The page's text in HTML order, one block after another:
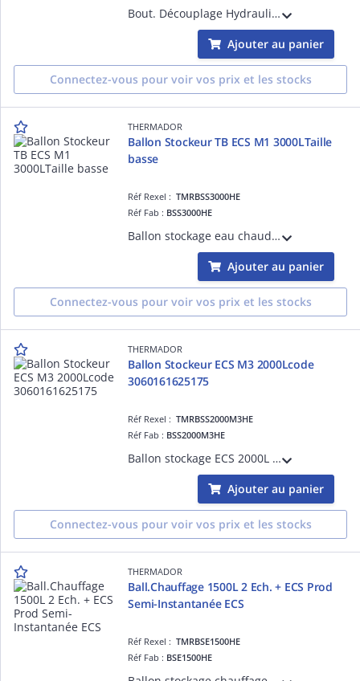
Bout. Découplage Hydraulique Nue 2 L, Pression 10 bar, plage température 0°C à 110°C, avec Raccords Union, Purgeur et robinet de vidange Rouge sans accessoires THERMADOR
Ajouter au panier
Connectez-vous pour voir vos prix et les stocks
THERMADOR
Ballon Stockeur TB ECS M1 3000LTaille
basse
Réf Rexel :TMRBSS3000HE
Réf Fab : BSS3000HE
Ballon stockage eau chaude sanitaire 3000L M1, classe ERP C
Ajouter au panier
Connectez-vous pour voir vos prix et les stocks
THERMADOR
Ballon Stockeur ECS M3 2000Lcode
3060161625175
Réf Rexel :TMRBSS2000M3HE
Réf Fab : BSS2000M3HE
Ballon stockage ECS 2000L M3, classe ERP C
Ajouter au panier
Connectez-vous pour voir vos prix et les stocks
THERMADOR
Ball.Chauffage 1500L 2 Ech. + ECS Prod
Semi-Instantanée ECS
Réf Rexel :TMRBSE1500HE
Réf Fab : BSE1500HE